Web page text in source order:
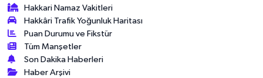
Hakkari Namaz Vakitleri
Hakkâri Trafik Yoğunluk Haritası
Puan Durumu ve Fikstür
Tüm Manşetler
Son Dakika Haberleri
Haber Arşivi